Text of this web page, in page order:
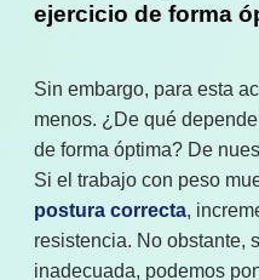
ejercicio de forma
Sin embargo, para esta
menos. ¿De qué
de forma óptima? De
Si el trabajo con peso
postura correcta,
resistencia. No obstante,
inadecuada, podemos